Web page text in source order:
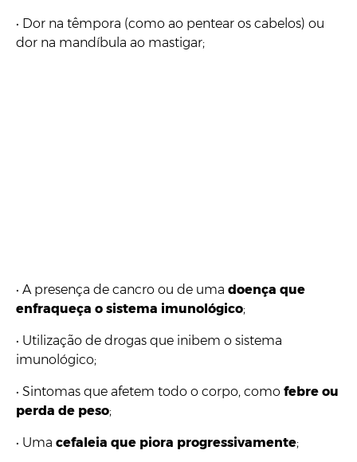
• Dor na têmpora (como ao pentear os cabelos) ou
dor na mandíbula ao mastigar;
• A presença de cancro ou de uma doença que
enfraqueça o sistema imunológico;
• Utilização de drogas que inibem o sistema
imunológico;
• Sintomas que afetem todo o corpo, como febre ou
perda de peso;
• Uma cefaleia que piora progressivamente;